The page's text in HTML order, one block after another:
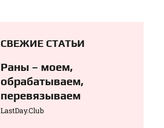
СВЕЖИЕ СТАТЬИ
Раны – моем,
обрабатываем,
перевязываем⁠⁠
LastDay.Club